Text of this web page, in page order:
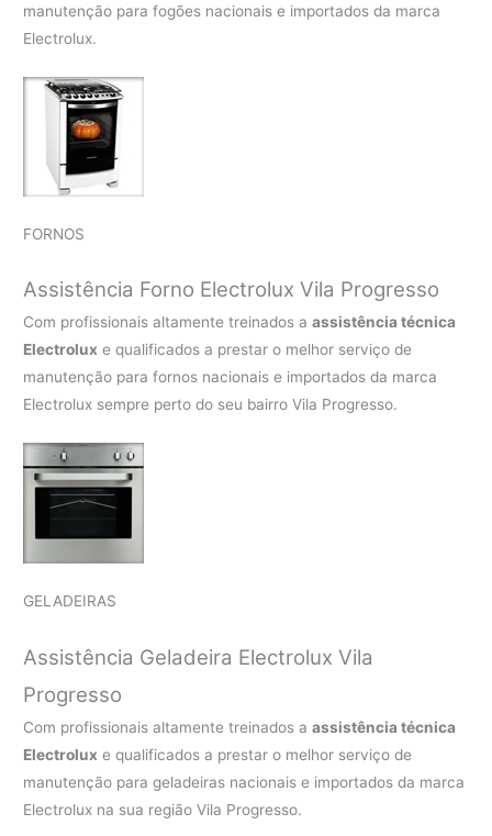
manutenção para fogões nacionais e importados da marca
Electrolux.
FORNOS
Assistência Forno Electrolux Vila Progresso
Com profissionais altamente treinados aassistência técnica
Electrolux e qualificados a prestar o melhor serviço de
manutenção para fornos nacionais e importados da marca
Electrolux sempre perto do seu bairro Vila Progresso.
GELADEIRAS
Assistência Geladeira Electrolux Vila
Progresso
Com profissionais altamente treinados aassistência técnica
Electrolux e qualificados a prestar o melhor serviço de
manutenção para geladeiras nacionais e importados da marca
Electrolux na sua região Vila Progresso.